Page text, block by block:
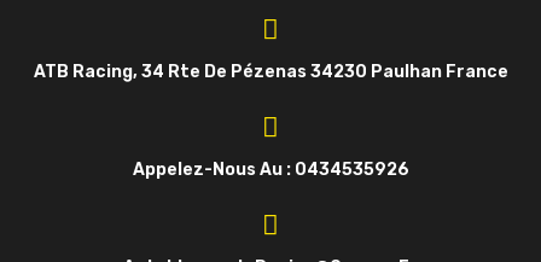
ATB Racing, 34 Rte De Pézenas 34230 Paulhan France
Appelez-Nous Au : 0434535926